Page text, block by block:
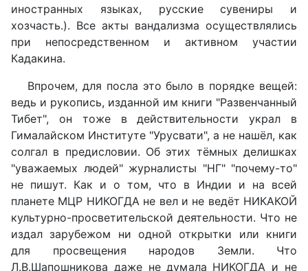
иностранных языках, русские сувениры и
хозчасть.). Все акты вандализма осуществлялись
при непосредственном и активном участии
Кадакина.
Впрочем, для посла это было в порядке вещей:
ведь и рукопись, изданной им книги "Развенчанный
Тибет", он тоже в действительности украл в
Гималайском Институте "Урусвати", а не нашёл, как
солгал в предисловии. Об этих тёмных делишках
"уважаемых людей" журналисты "НГ" "почему-то"
не пишут. Как и о том, что в Индии и на всей
планете МЦР НИКОГДА не вел и не ведёт НИКАКОЙ
культурно-просветительской деятельности. Что не
издал зарубежом ни одной открытки или книги
для просвещения народов Земли. Что
Л.В.Шапошникова даже не думала НИКОГДА и не